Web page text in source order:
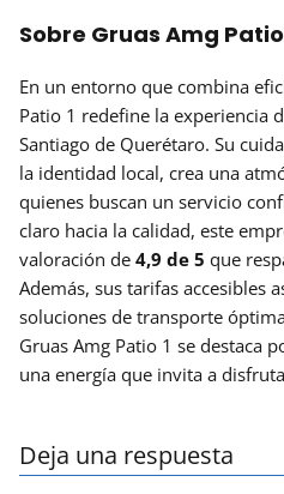
Sobre Gruas Amg Patio
En un entorno que combina
Patio 1 redefine la experiencia
Santiago de Querétaro. Su
la identidad local, crea una
quienes buscan un servicio
claro hacia la calidad, este
valoración de 4,9 de 5 que
Además, sus tarifas accesibles
soluciones de transporte
Gruas Amg Patio 1 se destaca
una energía que invita a
Deja una respuesta